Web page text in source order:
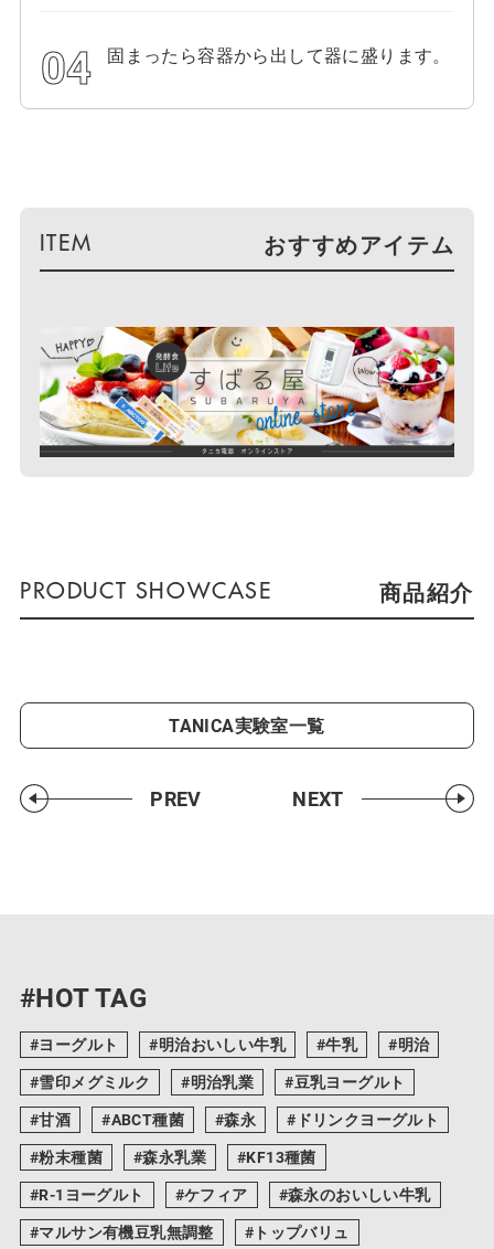
固まったら容器から出して器に盛ります。
おすすめアイテム
商品紹介
PREV NEXT
TANICA実験室一覧
#HOT TAG
ヨーグルト 明治おいしい牛乳 牛乳
明治
雪印メグミルク
明治乳業
豆乳ヨーグルト
甘酒
ABCT種菌 森永
ドリンクヨーグルト
粉末種菌
森永乳業
KF13種菌
R-1ヨーグルト
ケフィア
森永のおいしい牛乳
マルサン有機豆乳無調整
トップバリュ